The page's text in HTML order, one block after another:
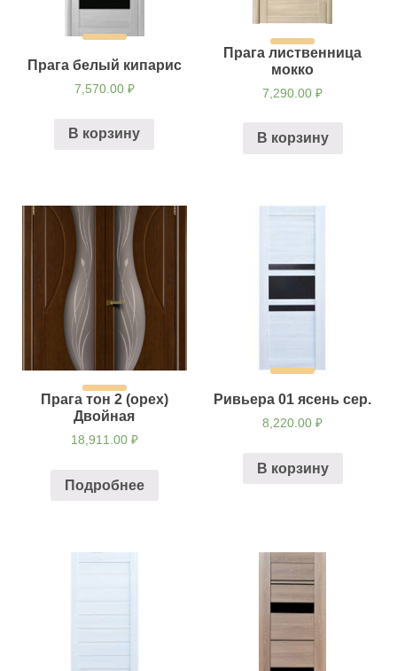
Прага белый кипарис
7,570.00 ₽
В корзину
Прага лиственница
мокко
7,290.00₽
В корзину
Прага тон 2 (орех)
Двойная
18,911.00 ₽
Подробнее
Ривьера 01 ясень сер.
8,220.00₽
В корзину